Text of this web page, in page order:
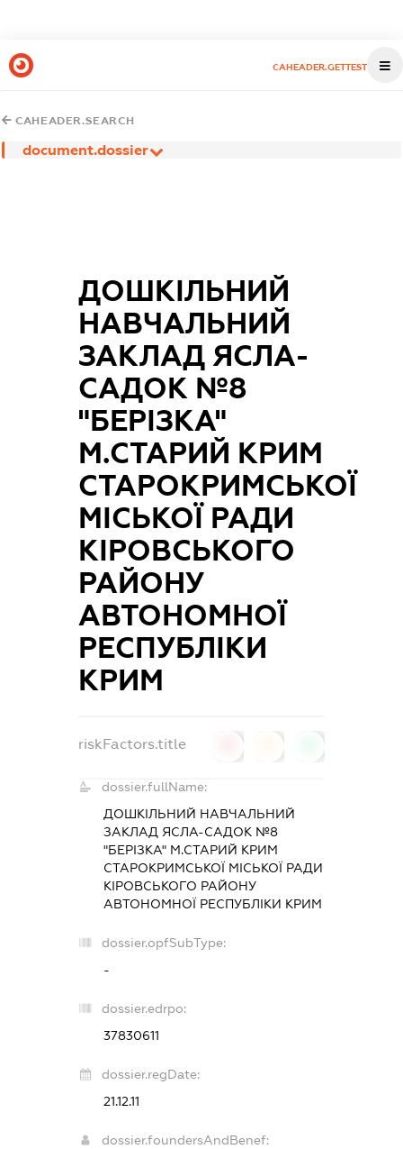
CAHEADER.GETTEST
CAHEADER.SEARCH
document.dossier
ДОШКІЛЬНИЙ
НАВЧАЛЬНИЙ
ЗАКЛАД ЯСЛА-
САДОК №8
"БЕРІЗКА"
М.СТАРИЙ КРИМ
СТАРОКРИМСЬКОЇ
МІСЬКОЇ РАДИ
КІРОВСЬКОГО
РАЙОНУ
АВТОНОМНОЇ
РЕСПУБЛІКИ
КРИМ
riskFactors.title
dossier.fullName:
ДОШКІЛЬНИЙ НАВЧАЛЬНИЙ
ЗАКЛАД ЯСЛА-САДОК №8
"БЕРІЗКА" М.СТАРИЙ КРИМ
СТАРОКРИМСЬКОЇ МІСЬКОЇ РАДИ
КІРОВСЬКОГО РАЙОНУ
АВТОНОМНОЇ РЕСПУБЛІКИ КРИМ
dossier.opfSubType:
-
dossier.edrpo:
37830611
dossier.regDate:
21.12.11
dossier.foundersAndBenef: